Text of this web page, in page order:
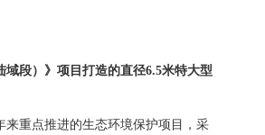
段）》项目打造的直径6.5米特大型
来重点推进的生态环境保护项目，采